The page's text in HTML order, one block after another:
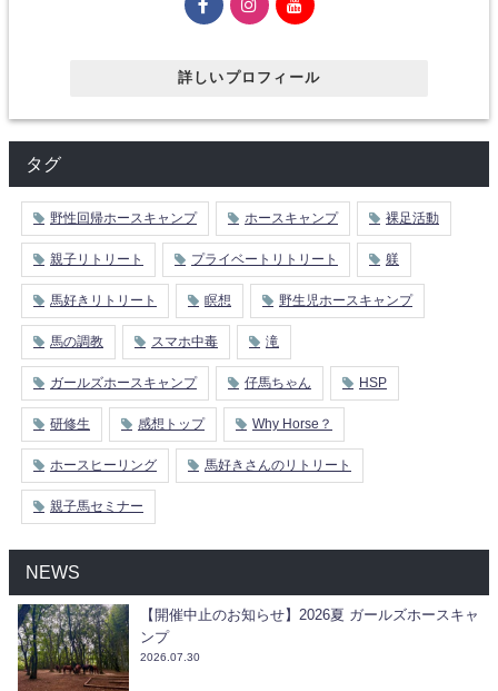
詳しいプロフィール
タグ
野性回帰ホースキャンプ ホースキャンプ 裸足活動
親子リトリート プライベートリトリート 躾
馬好きリトリート 瞑想 野生児ホースキャンプ
馬の調教 スマホ中毒 滝
ガールズホースキャンプ 仔馬ちゃん HSP
研修生 感想トップ Why Horse？
ホースヒーリング 馬好きさんのリトリート
親子馬セミナー
NEWS
【開催中止のお知らせ】2026夏 ガールズホースキャ
ンプ
2026.07.30